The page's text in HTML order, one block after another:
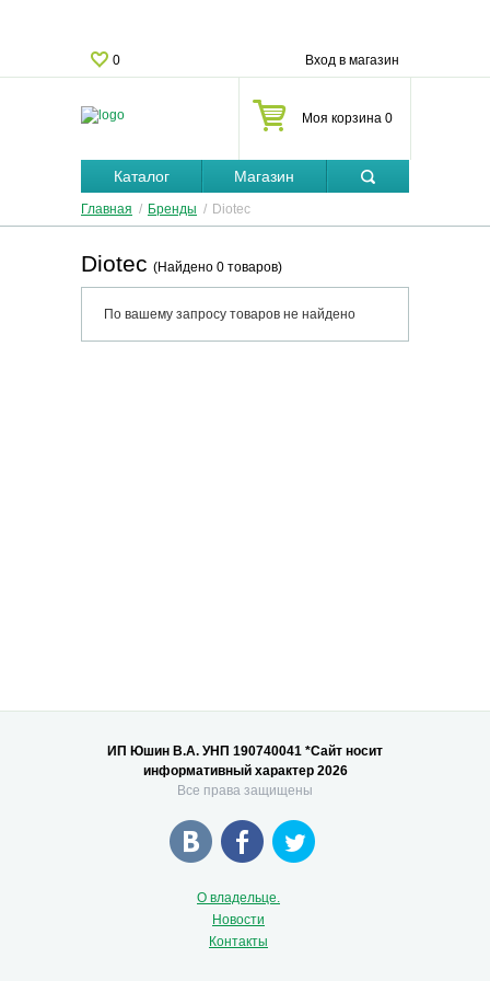
0 Вход в магазин
Моя корзина 0
Каталог Магазин
Главная / Бренды / Diotec
Diotec (Найдено 0 товаров)
По вашему запросу товаров не найдено
ИП Юшин В.А. УНП 190740041 *Сайт носит
информативный характер 2026
Все права защищены
О владельце.
Новости
Контакты